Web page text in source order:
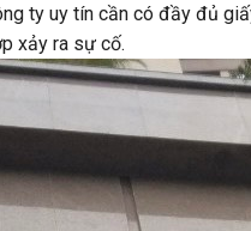
ty uy tín cần có đầy đủ
xảy ra sự cố.